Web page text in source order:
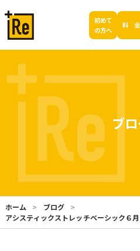
初めて
の方へ
料 金
ブ
ホーム
ブログ
アシスティックストレッチベーシック６